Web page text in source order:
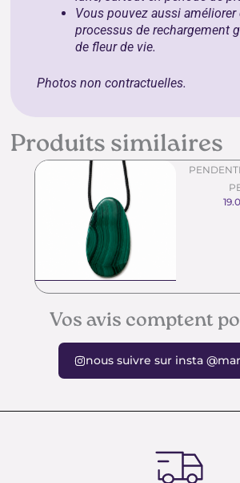
Vous pouvez aussi améliorer
processus de rechargement
de fleur de vie.
Photos non contractuelles.
Produits similaires
Vos avis comptent
nous suivre sur insta